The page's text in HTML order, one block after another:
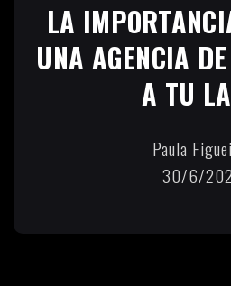
LA
UNA AGENCIA
A TU
Paula
30/6/